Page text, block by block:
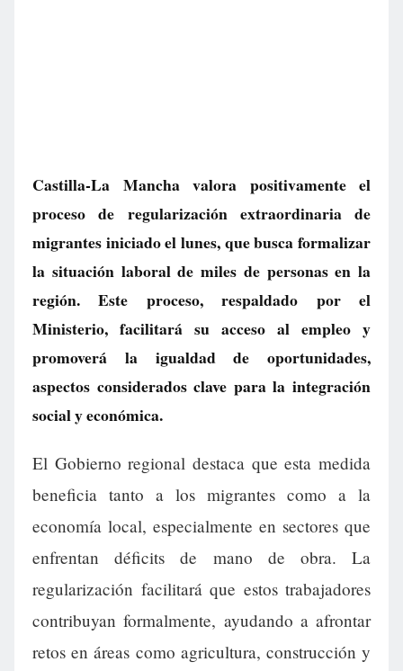
Castilla-La Mancha valora positivamente el
proceso de regularización extraordinaria de
migrantes iniciado el lunes, que busca formalizar
la situación laboral de miles de personas en la
región. Este proceso, respaldado por el
Ministerio, facilitará su acceso al empleo y
promoverá la igualdad de oportunidades,
aspectos considerados clave para la integración
social y económica.
El Gobierno regional destaca que esta medida
beneficia tanto a los migrantes como a la
economía local, especialmente en sectores que
enfrentan déficits de mano de obra. La
regularización facilitará que estos trabajadores
contribuyan formalmente, ayudando a afrontar
retos en áreas como agricultura, construcción y